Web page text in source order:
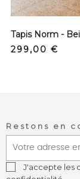
Tapis Norm -
Prix
299,00 €
Restons en
J'accepte les